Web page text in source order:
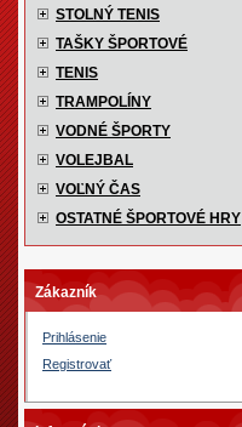
STOLNÝ TENIS
TAŠKY ŠPORTOVÉ
TENIS
TRAMPOLÍNY
VODNÉ ŠPORTY
VOLEJBAL
VOĽNÝ ČAS
OSTATNÉ ŠPORTOVÉ HRY
Zákazník
Prihlásenie
Registrovať